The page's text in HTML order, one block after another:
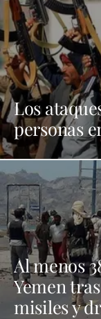
Los
personas
Al menos
Yemen
misiles y